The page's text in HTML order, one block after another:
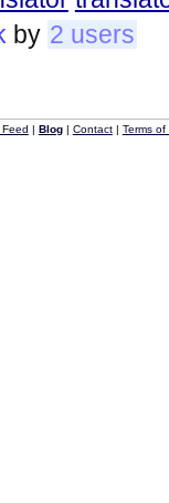
by 2 users
| Blog| Contact| Terms of